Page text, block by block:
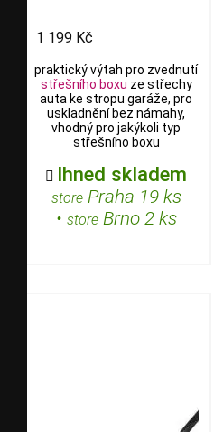
1 199 Kč
praktický výtah pro zvednutí
střešního boxu ze střechy
auta ke stropu garáže, pro
uskladnění bez námahy,
vhodný pro jakýkoli typ
střešního boxu
 Ihned skladem
storePraha 19 ks
• storeBrno 2 ks